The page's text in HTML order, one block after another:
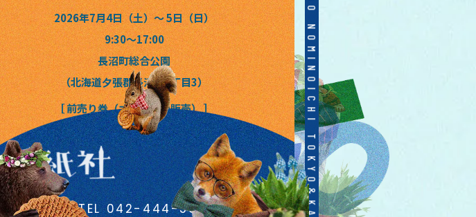
2026年7月4日（土）〜 5日（日）
9:30〜17:00
長沼町総合公園
（北海道夕張郡長沼町2丁目3）
［ 前売り券（オンライン販売） ］
開催終了いたしました
TEL 042-444-5367